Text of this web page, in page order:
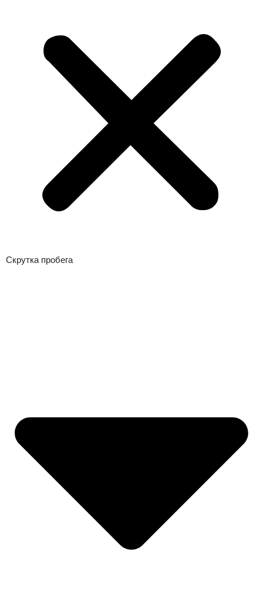
Скрутка пробега